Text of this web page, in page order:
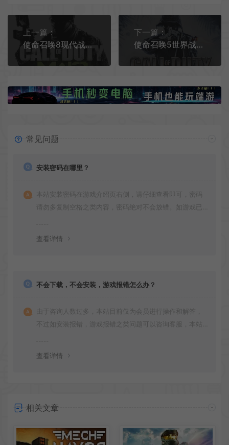
上一篇：
使命召唤8现代战争3原版/经典射击游戏 Call of Duty Modern Warfare 3 下载
下一篇：
使命召唤5世界战争原版/经典射击游戏 Call of Duty World at War 下载
常见问题
安装密码在哪里？
本站安装密码在游戏介绍页右侧，请仔细查看即可，密码
请勿多复制空格之类内容，密码绝对不会放错。如游戏已
查看详情
不会下载，不会安装，游戏报错怎么办？
由于咨询人数过多，本站目前仅为会员进行操作和解答，
不过如安装报错，游戏报错之类问题可以咨询客服，本站
查看详情
相关文章